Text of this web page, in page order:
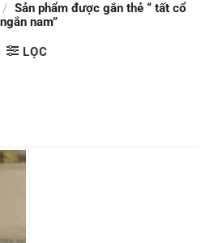
/ Sản phẩm được gắn thẻ “ tất cổ
ngắn nam”
LỌC